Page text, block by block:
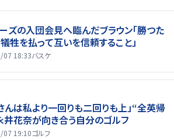
ズの入団会見へ臨んだブラウン「勝つた
牲を払って互いを信頼すること」
07 18:33バスケ
んは私より一回りも二回りも上」“全英帰
井花奈が向き合う自分のゴルフ
07 19:10ゴルフ